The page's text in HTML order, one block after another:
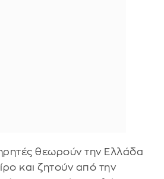
θεωρούν την Ελλάδα
και ζητούν από την